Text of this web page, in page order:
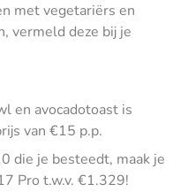
met vegetariërs en
vermeld deze bij je
en avocadotoast is
van €15 p.p.
die je besteedt, maak je
Pro t.w.v. €1.329!